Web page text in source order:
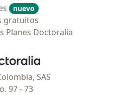
nuevo
gratuitos
Planes Doctoralia
Doctoralia - Página de inicio
SAS
97 - 73